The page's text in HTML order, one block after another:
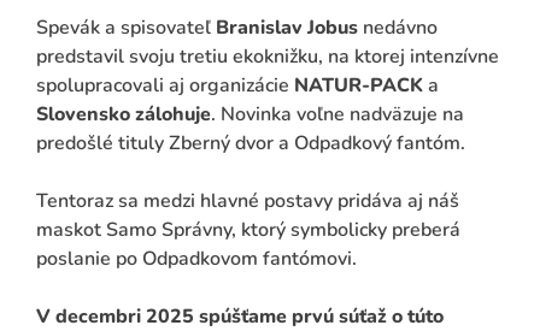
Spevák a spisovateľ Branislav Jobus nedávno
predstavil svoju tretiu ekoknižku, na ktorej intenzívne
spolupracovali aj organizácie NATUR-PACKa
Slovensko zálohuje. Novinka voľne nadväzuje na
predošlé tituly Zberný dvor a Odpadkový fantóm.
Tentoraz sa medzi hlavné postavy pridáva aj náš
maskot Samo Správny, ktorý symbolicky preberá
poslanie po Odpadkovom fantómovi.
V decembri 2025 spúšťame prvú súťaž o túto